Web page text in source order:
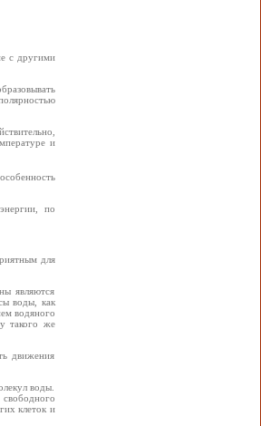
с другими
и
по
для
являются
воды, как
водяного
такого же
движения
воды.
свободного
клеток и